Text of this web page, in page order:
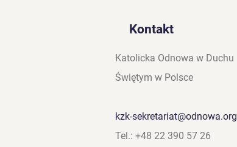
Kontakt
Katolicka Odnowa w Duchu
Świętym w Polsce
kzk-sekretariat@odnowa.org
Tel.: +48 22 390 57 26